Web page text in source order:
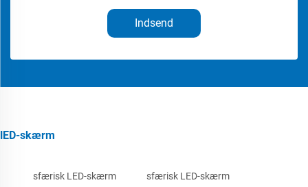
Indsend
lED-skærm
sfærisk LED-skærm sfærisk LED-skærm